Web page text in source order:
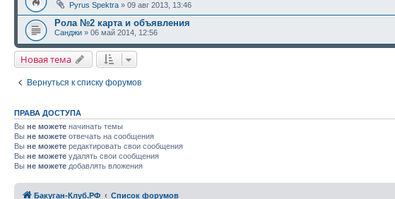
Pyrus Spektra » 09 авг 2013, 13:46
Рола №2 карта и объявления
Санджи » 06 май 2014, 12:56
Новая тема
Вернуться к списку форумов
ПРАВА ДОСТУПА
Вы не можете начинать темы
Вы не можете отвечать на сообщения
Вы не можете редактировать свои сообщения
Вы не можете удалять свои сообщения
Вы не можете добавлять вложения
Бакуган-Клуб.РФ Список форумов